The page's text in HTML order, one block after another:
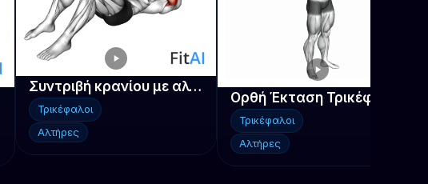
Συντριβή κρανίου με αλτήρες στο πάτωμα
Τρικέφαλοι
Αλτήρες
Τρικέφαλοι
Αλτήρες